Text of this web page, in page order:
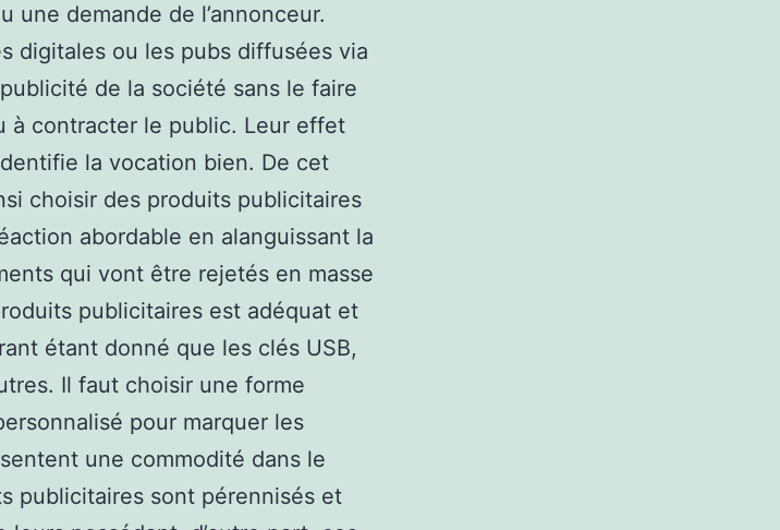
une demande de l’annonceur.
digitales ou les pubs diffusées via
de la société sans le faire
à contracter le public. Leur effet
la vocation bien. De cet
choisir des produits publicitaires
abordable en alanguissant la
qui vont être rejetés en masse
publicitaires est adéquat et
étant donné que les clés USB,
Il faut choisir une forme
pour marquer les
une commodité dans le
publicitaires sont pérennisés et